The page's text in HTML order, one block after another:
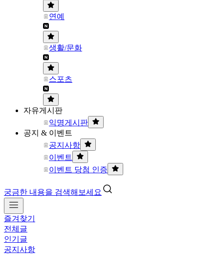
연예
생활/문화
스포츠
자유게시판
익명게시판
공지 & 이벤트
공지사항
이벤트
이벤트 당첨 인증
궁금한 내용을 검색해보세요
즐겨찾기
전체글
인기글
공지사항